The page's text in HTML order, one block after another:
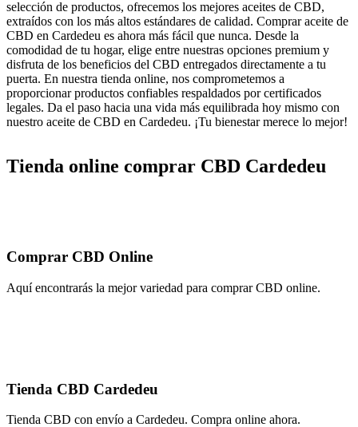
selección de productos, ofrecemos los mejores aceites de CBD,
extraídos con los más altos estándares de calidad. Comprar aceite de
CBD en Cardedeu es ahora más fácil que nunca. Desde la
comodidad de tu hogar, elige entre nuestras opciones premium y
disfruta de los beneficios del CBD entregados directamente a tu
puerta. En nuestra tienda online, nos comprometemos a
proporcionar productos confiables respaldados por certificados
legales. Da el paso hacia una vida más equilibrada hoy mismo con
nuestro aceite de CBD en Cardedeu. ¡Tu bienestar merece lo mejor!
Tienda online comprar CBD Cardedeu
Comprar CBD Online
Aquí encontrarás la mejor variedad para comprar CBD online.
Tienda CBD Cardedeu
Tienda CBD con envío a Cardedeu. Compra online ahora.